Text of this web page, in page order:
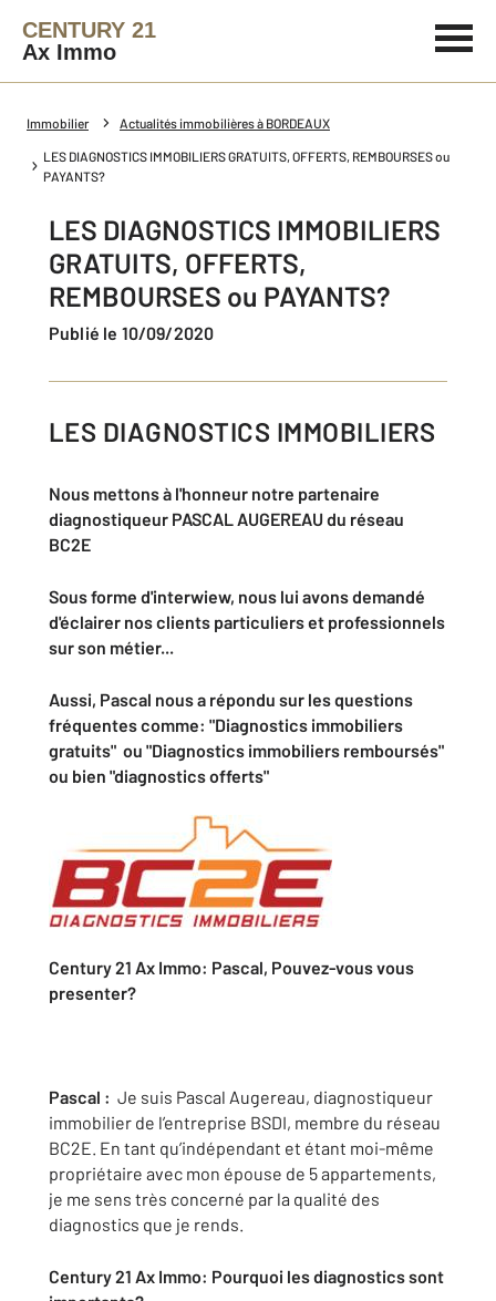
CENTURY 21
Ax Immo
Immobilier Actualités immobilières à BORDEAUX
LES DIAGNOSTICS IMMOBILIERS GRATUITS, OFFERTS, REMBOURSES ou
PAYANTS?
LES DIAGNOSTICS IMMOBILIERS
GRATUITS, OFFERTS,
REMBOURSES ou PAYANTS?
Publié le 10/09/2020
LES DIAGNOSTICS IMMOBILIERS
Nous mettons à l'honneur notre partenaire
diagnostiqueur PASCAL AUGEREAU du réseau
BC2E
Sous forme d'interwiew, nous lui avons demandé
d'éclairer nos clients particuliers et professionnels
sur son métier...
Aussi, Pascal nous a répondu sur les questions
fréquentes comme: "Diagnostics immobiliers
gratuits" ou "Diagnostics immobiliers remboursés"
ou bien "diagnostics offerts"
Century 21 Ax Immo: Pascal, Pouvez-vous vous
presenter?
Pascal : Je suis Pascal Augereau, diagnostiqueur
immobilier de l’entreprise BSDI, membre du réseau
BC2E. En tant qu’indépendant et étant moi-même
propriétaire avec mon épouse de 5 appartements,
je me sens très concerné par la qualité des
diagnostics que je rends.
Century 21 Ax Immo: Pourquoi les diagnostics sont